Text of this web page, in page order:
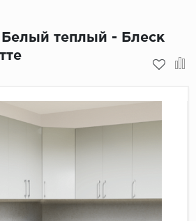
Мойки для кухни
Белый теплый - Блеск